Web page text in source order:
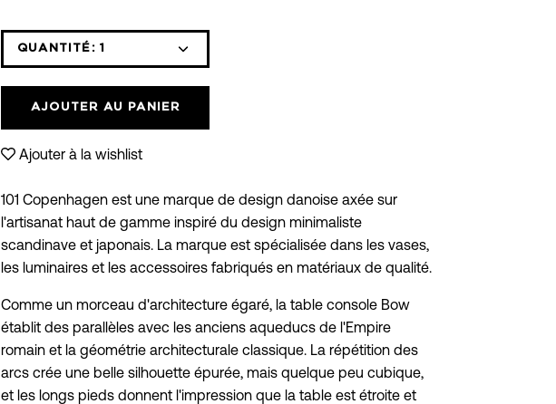
QUANTITÉ: 1
AJOUTER AU PANIER
Ajouter à la wishlist
101 Copenhagen est une marque de design danoise axée sur
l'artisanat haut de gamme inspiré du design minimaliste
scandinave et japonais. La marque est spécialisée dans les vases,
les luminaires et les accessoires fabriqués en matériaux de qualité.
Comme un morceau d'architecture égaré, la table console Bow
établit des parallèles avec les anciens aqueducs de l'Empire
romain et la géométrie architecturale classique. La répétition des
arcs crée une belle silhouette épurée, mais quelque peu cubique,
et les longs pieds donnent l'impression que la table est étroite et